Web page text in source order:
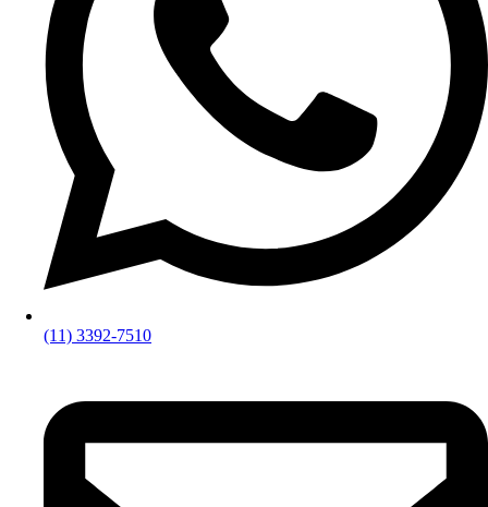
(11) 3392-7510